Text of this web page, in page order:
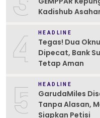
Kadishub
4 HEADLINE
Tegas! Dua
Dipecat, Bank
Tetap Aman
5 HEADLINE
GarudaMiles
Tanpa Alasan,
Siapkan Petisi